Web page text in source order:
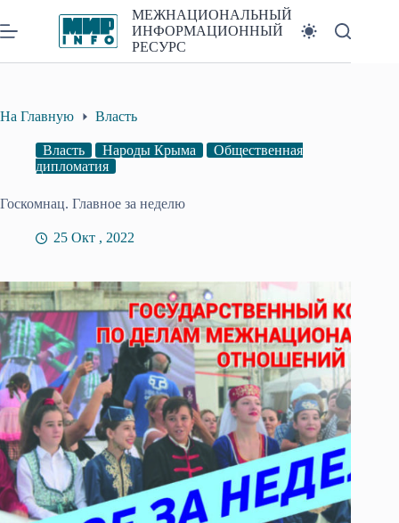
к
сути
МЕЖНАЦИОНАЛЬНЫЙ
ИНФОРМАЦИОННЫЙ
РЕСУРС
На Главную Власть
Власть Народы Крыма
Общественная
дипломатия
Госкомнац. Главное за неделю
25 Окт , 2022